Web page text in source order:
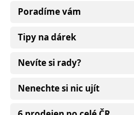
Poradíme vám
Tipy na dárek
Nevíte si rady?
Nenechte si nic ujít